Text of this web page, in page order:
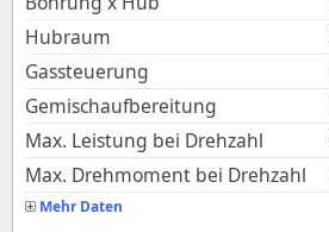
Hubraum
Gassteuerung
Gemischaufbereitung
Max. Leistung bei Drehzahl
Max. Drehmoment bei Drehzahl
Mehr Daten